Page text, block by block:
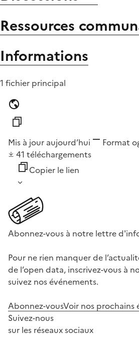
Ressources
Informations
1 fichier principal
Mis à jour aujourd’hui Format
41 téléchargements
Copier le lien
Abonnez-vous à notre lettre
Pour ne rien manquer de
de l’open data, inscrivez-vous à
suivez nos événements.
Abonnez-vousVoir nos prochains
Suivez-nous
sur les réseaux sociaux